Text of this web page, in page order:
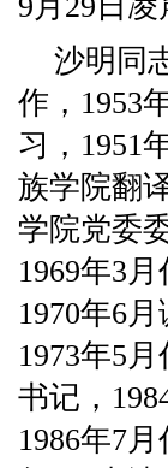
沙明同
作，1953
习，1951
族学院翻
学院党委
1969年3
1970年6
1973年5
书记，
1986年7